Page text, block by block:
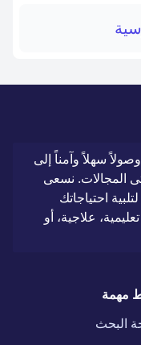
سهلاً وآمناً إلى
المجالات. نسعى
احتياجاتك
علاجية، أو
مهمة
البحث